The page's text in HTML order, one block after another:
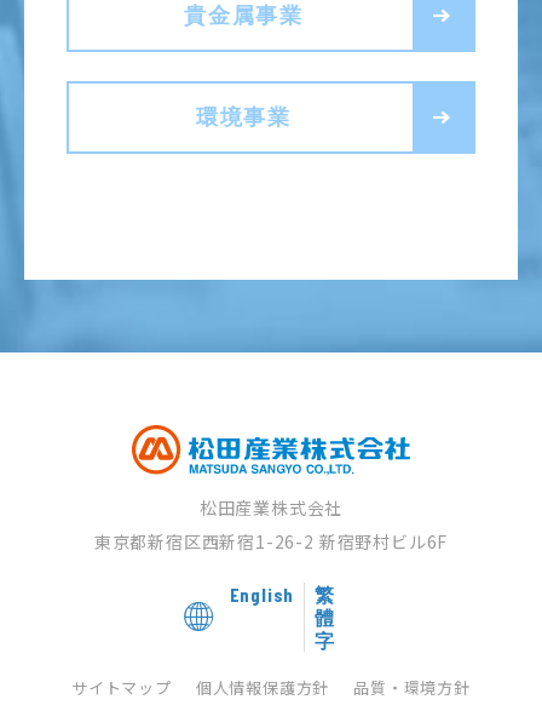
貴金属事業
環境事業
松田産業株式会社
東京都新宿区西新宿1-26-2 新宿野村ビル6F
English
繁
體
字
サイトマップ 個人情報保護方針 品質・環境方針